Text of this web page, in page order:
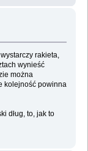
rakieta,
wynieść
można
kolejność powinna
dług, to, jak to